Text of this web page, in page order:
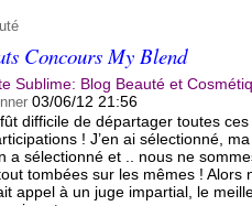
Concours My Blend
Sublime: Blog Beauté et
03/06/12 21:56
difficile de départager toutes ces
! J’en ai sélectionné, ma
a sélectionné et .. nous ne
tombées sur les mêmes ! Alors
appel à un juge impartial, le